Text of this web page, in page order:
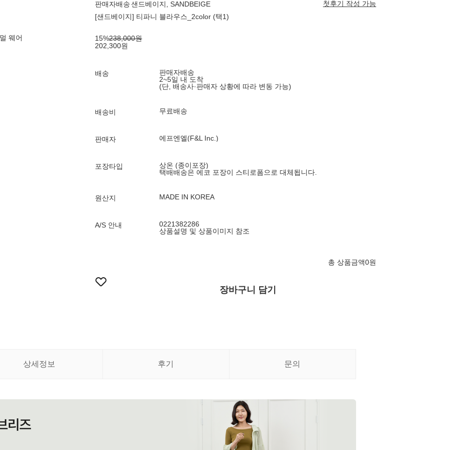
웨어
판매자배송샌드베이지, SANDBEIGE
첫후기 작성 가능
[샌드베이지] 티파니 블라우스_2color (택1)
15%238,000원
202,300원
배송
판매자배송
2~5일 내 도착
(단, 배송사·판매자 상황에 따라 변동 가능)
배송비 무료배송
판매자 에프엔엘(F&L Inc.)
포장타입
상온 (종이포장)
택배배송은 에코 포장이 스티로폼으로 대체됩니다.
원산지 MADE IN KOREA
A/S 안내
0221382286
상품설명 및 상품이미지 참조
총 상품금액0원
장바구니 담기
상세정보 후기 문의